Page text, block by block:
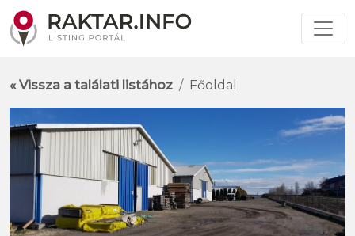
« Vissza a találati listához Főoldal